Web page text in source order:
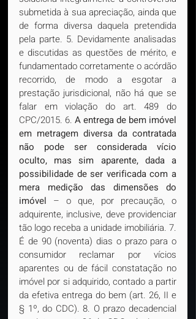
submetida à sua apreciação, ainda que
de forma diversa daquela pretendida
pela parte. 5. Devidamente analisadas
e discutidas as questões de mérito, e
fundamentado corretamente o acórdão
recorrido, de modo a esgotar a
prestação jurisdicional, não há que se
falar em violação do art. 489 do
CPC/2015. 6. A entrega de bem imóvel
em metragem diversa da contratada
não pode ser considerada vício
oculto, mas sim aparente, dada a
possibilidade de ser verificada com a
mera medição das dimensões do
imóvel – o que, por precaução, o
adquirente, inclusive, deve providenciar
tão logo receba a unidade imobiliária. 7.
É de 90 (noventa) dias o prazo para o
consumidor reclamar por vícios
aparentes ou de fácil constatação no
imóvel por si adquirido, contado a partir
da efetiva entrega do bem (art. 26, II e
§ 1º, do CDC). 8. O prazo decadencial